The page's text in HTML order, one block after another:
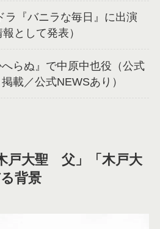
ラ『バニラな毎日』に出演
として発表）
らぬ』で中原中也役（公式
載／公式NEWSあり）
戸大聖 父」「木戸大
背景